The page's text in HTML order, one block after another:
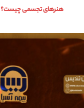
هنرهای تجسمی چیست؟